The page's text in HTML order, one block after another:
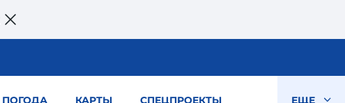
ПОГОДА КАРТЫ СПЕЦПРОЕКТЫ ЕЩЕ